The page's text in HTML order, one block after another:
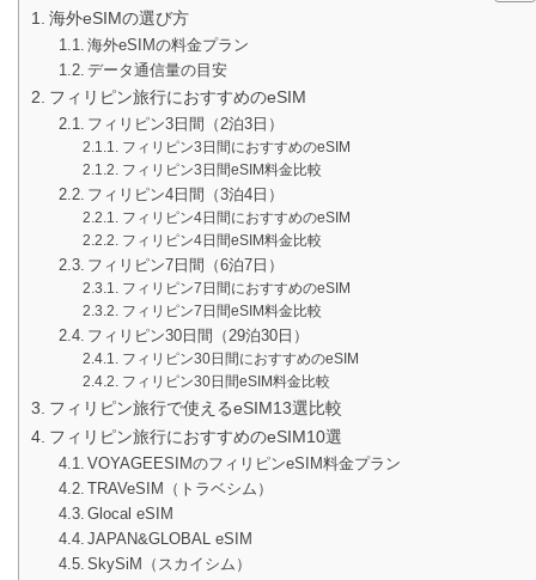
海外eSIMの選び方
海外eSIMの料金プラン
データ通信量の目安
フィリピン旅行におすすめのeSIM
フィリピン3日間（2泊3日）
フィリピン3日間におすすめのeSIM
フィリピン3日間eSIM料金比較
フィリピン4日間（3泊4日）
フィリピン4日間におすすめのeSIM
フィリピン4日間eSIM料金比較
フィリピン7日間（6泊7日）
フィリピン7日間におすすめのeSIM
フィリピン7日間eSIM料金比較
フィリピン30日間（29泊30日）
フィリピン30日間におすすめのeSIM
フィリピン30日間eSIM料金比較
フィリピン旅行で使えるeSIM13選比較
フィリピン旅行におすすめのeSIM10選
VOYAGEESIMのフィリピンeSIM料金プラン
TRAVeSIM（トラベシム）
Glocal eSIM
JAPAN&GLOBAL eSIM
SkySiM（スカイシム）